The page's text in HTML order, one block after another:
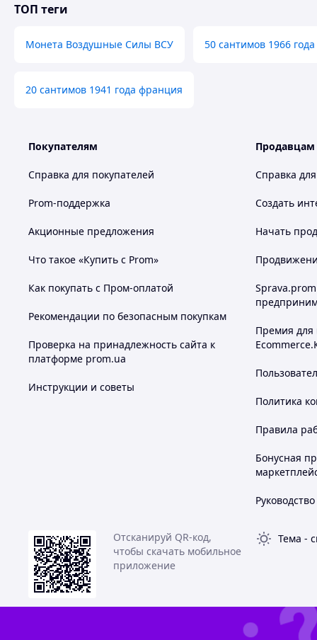
ТОП теги
Монета Воздушные Силы ВСУ 50 сантимов 1966 года
20 сантимов 1941 года франция
Покупателям
Справка для покупателей
Prom-поддержка
Акционные предложения
Что такое «Купить с Prom»
Как покупать с Пром-оплатой
Рекомендации по безопасным покупкам
Проверка на принадлежность сайта к
платформе prom.ua
Инструкции и советы
Продавцам
Справка
Создать
Начать
Премия для
Политика
Правила
Бонусная
Отсканируй QR-код,
чтобы скачать мобильное
приложение
Тема -